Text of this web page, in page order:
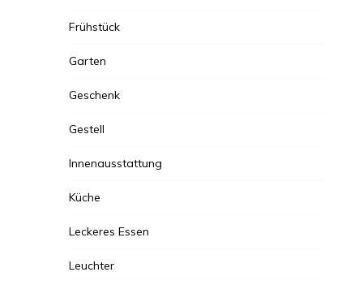
Frühstück
Garten
Geschenk
Gestell
Innenausstattung
Küche
Leckeres Essen
Leuchter